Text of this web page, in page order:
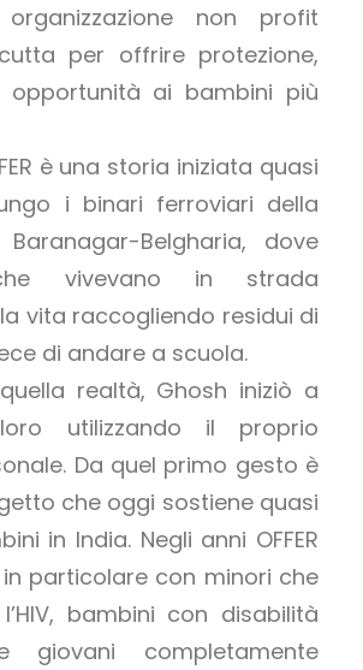
non profit
per offrire protezione,
opportunità ai bambini più
è una storia iniziata quasi
i binari ferroviari della
Belgharia, dove
vivevano in strada
vita raccogliendo residui di
di andare a scuola.
realtà, Ghosh iniziò a
utilizzando il proprio
Da quel primo gesto è
che oggi sostiene quasi
in India. Negli anni OFFER
particolare con minori che
bambini con disabilità
giovani completamente